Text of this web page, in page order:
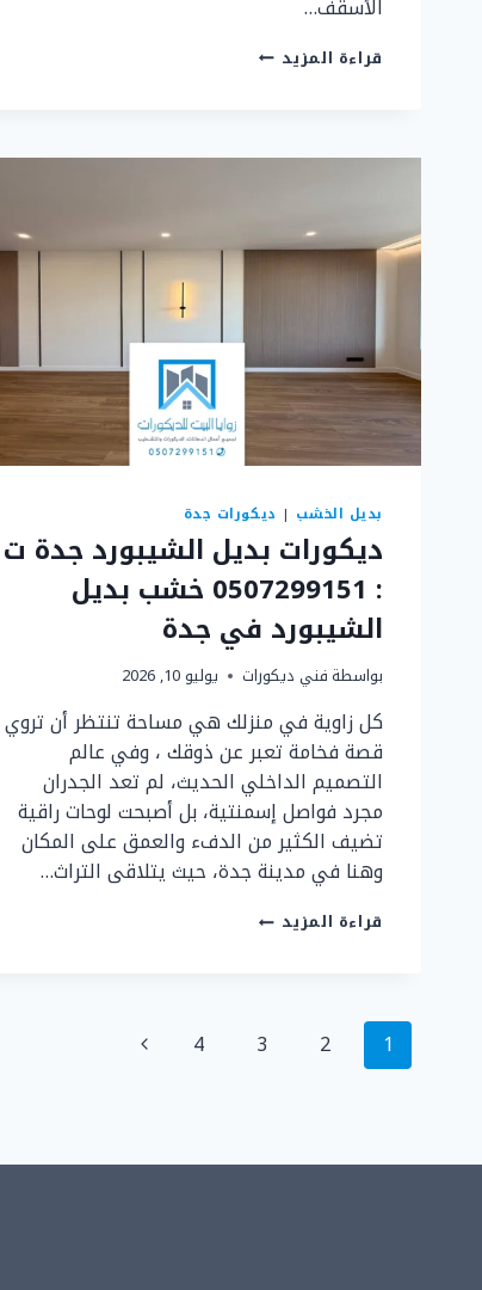
الأسقف…
قراءة المزيد تركيب
جبس
حديثة
بديل الخشب | ديكورات جدة
ديكورات بديل الشيبورد جدة ت
: 0507299151 خشب بديل
الشيبورد في جدة
بواسطة فني ديكورات يوليو 10, 2026
كل زاوية في منزلك هي مساحة تنتظر أن تروي
قصة فخامة تعبر عن ذوقك ، وفي عالم
التصميم الداخلي الحديث، لم تعد الجدران
مجرد فواصل إسمنتية، بل أصبحت لوحات راقية
تضيف الكثير من الدفء والعمق على المكان
وهنا في مدينة جدة، حيث يتلاقى التراث…
قراءة المزيد ديكورات
0507299151
تنقل
الصفحة
1
2
3
4
الصفحة